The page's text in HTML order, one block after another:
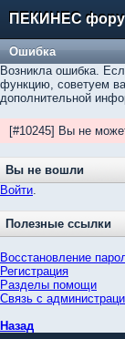
ПЕКИНЕС
Ошибка
Возникла ошибка.
функцию, советуем
дополнительной
[#10245] Вы не
Вы не вошли
Войти.
Полезные ссылки
Восстановление
Регистрация
Разделы помощи
Связь с
Назад